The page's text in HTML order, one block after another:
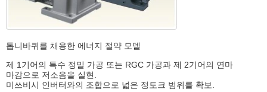
톱니바퀴를 채용한 에너지 절약 모델
제 1기어의 특수 정밀 가공 또는 RGC 가공과 제 2기어의 연마
마감으로 저소음을 실현.
미쓰비시 인버터와의 조합으로 넓은 정토크 범위를 확보.